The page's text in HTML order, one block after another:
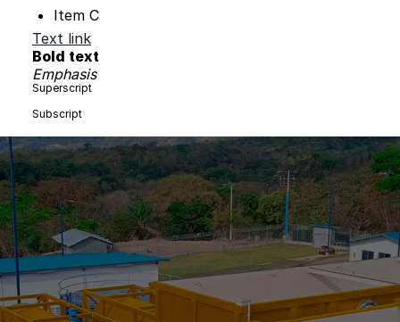
Item C
Text link
Bold text
Emphasis
Superscript
Subscript